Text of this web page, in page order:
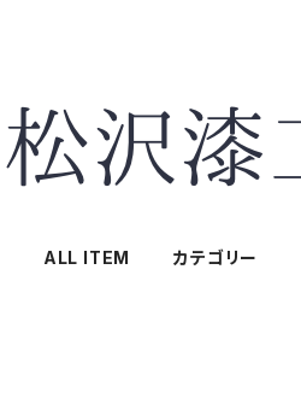
ALL ITEM カテゴリー